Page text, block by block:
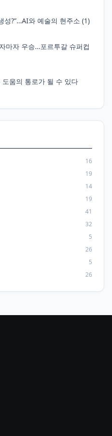
성?”…AI와 예술의 현주소 (1)
마자 우승…포르투갈 슈퍼컵
움의 통로가 될 수 있다
16
19
14
19
41
32
5
26
5
26